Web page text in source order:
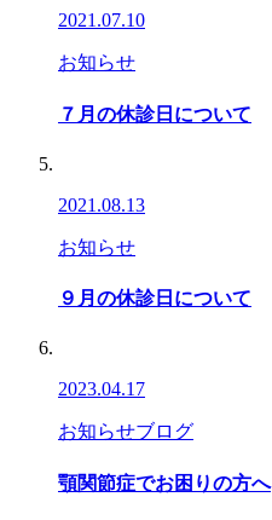
2021.07.10
お知らせ
７月の休診日について
2021.08.13
お知らせ
９月の休診日について
2023.04.17
お知らせブログ
顎関節症でお困りの方へ